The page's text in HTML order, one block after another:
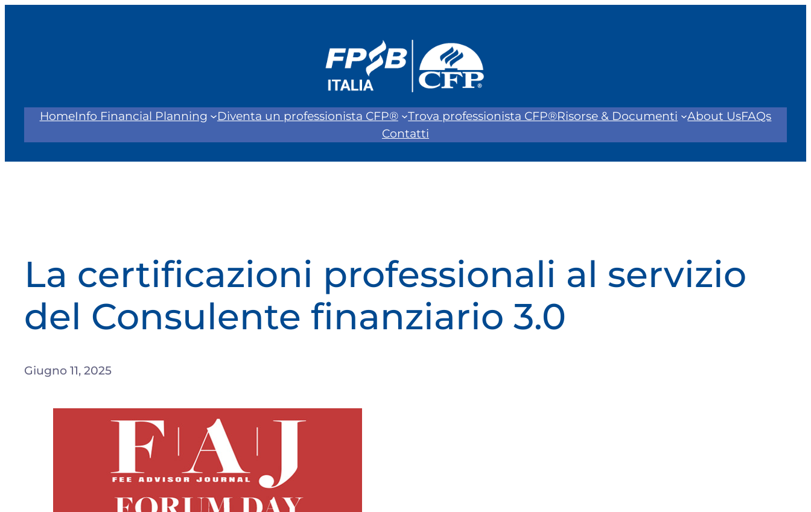
HomeInfo Financial Planning Diventa un professionista CFP® Trova professionista CFP®Risorse & Documenti About UsFAQs
Contatti
La certificazioni professionali al servizio
del Consulente finanziario 3.0
Giugno 11, 2025